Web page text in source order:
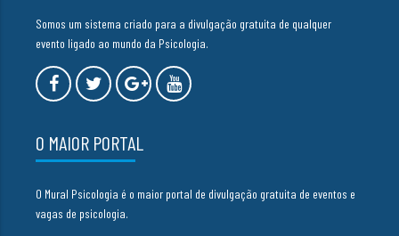
Somos um sistema criado para a divulgação gratuita de qualquer
evento ligado ao mundo da Psicologia.
O MAIOR PORTAL
O Mural Psicologia é o maior portal de divulgação gratuita de eventos e
vagas de psicologia.